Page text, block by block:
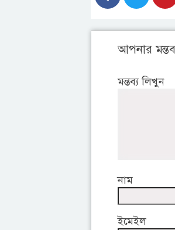
আপনার
মন্তব্য লিখুন
নাম
ইমেইল